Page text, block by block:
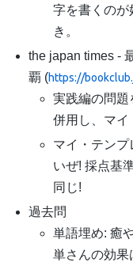
字を書くのが
き。
the japan times -
覇 (https://
実践編の問題
併用し、マイ
マイ・テン
いぜ! 採点基
同じ!
過去問
単語埋め: 癒
単さんの効果